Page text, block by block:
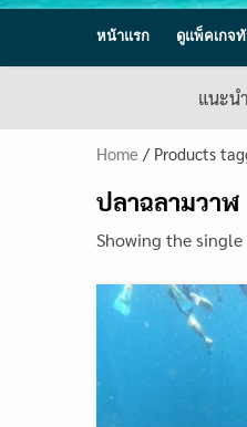
หน้าแรก ดูแพ็คเกจ
แนะน
Home / Products
ปลาฉลามวาฬ
Showing the